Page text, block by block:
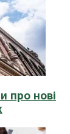
про нові